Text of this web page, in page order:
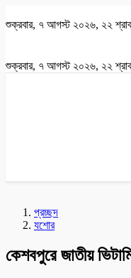
শুক্রবার, ৭ আগস্ট ২০২৬, ২২
শুক্রবার, ৭ আগস্ট ২০২৬, ২২
প্রচ্ছদ
যশোর
কেশবপুরে জাতীয়